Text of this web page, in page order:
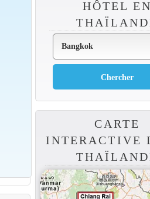
HÔTEL EN
CARTE
INTERACTIVE